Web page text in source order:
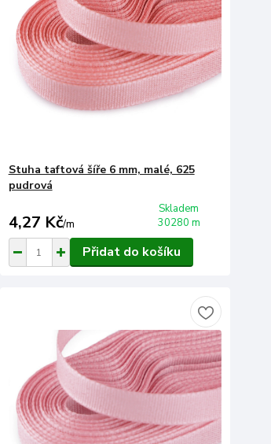
Stuha taftová šíře 6 mm, malé, 625
pudrová
4,27 Kč/m
Skladem
30280 m
Přidat do košíku